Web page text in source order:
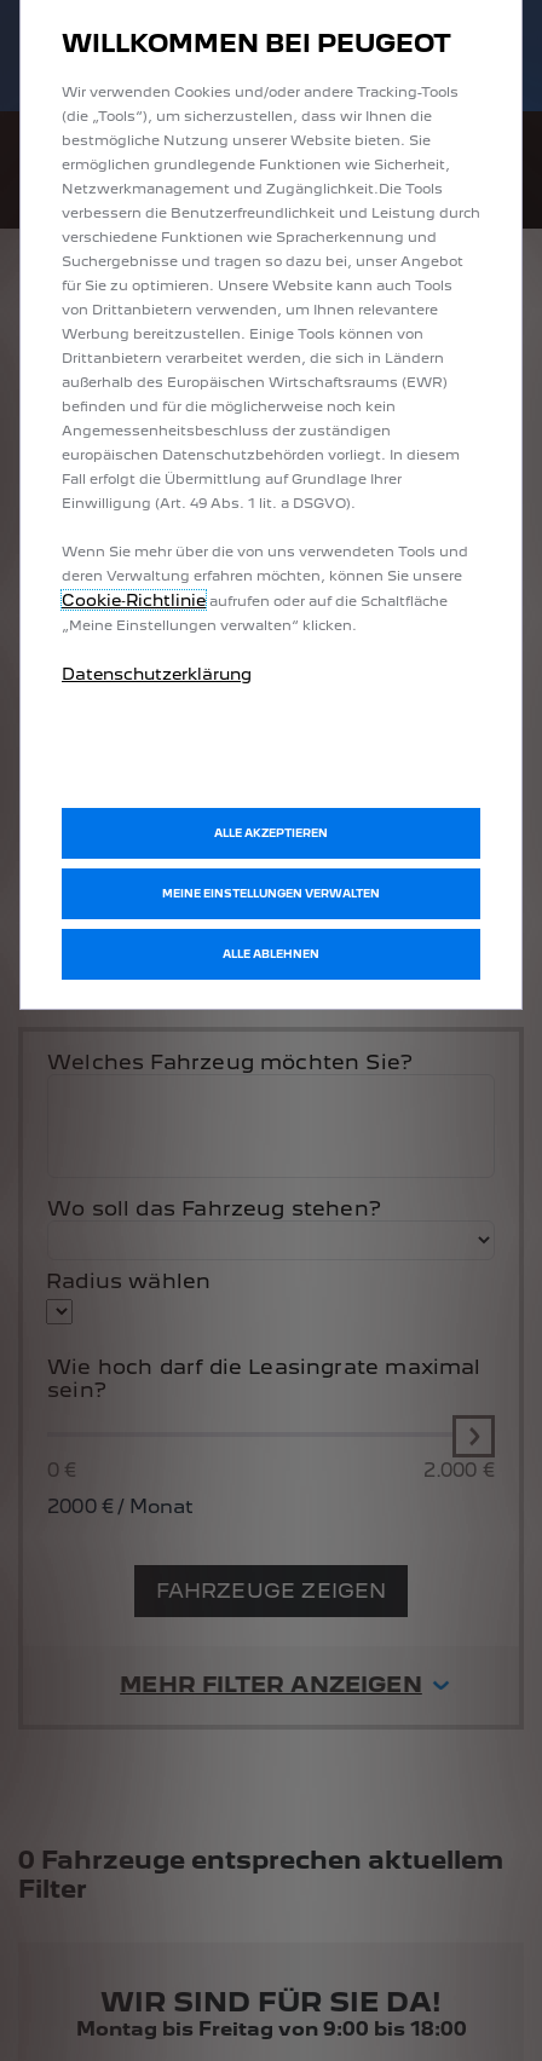
E-Autos und Plug-In-Hybride. Mehr
erfahren >>
2008 zu attraktiven Leasingraten
entdecken!
ENTDECKEN SIE
ALLE TRAVELLER
/EXPERT KOMBI
NEUWAGEN IN
HEIDELBERG
Welches Fahrzeug möchten Sie?
Wo soll das Fahrzeug stehen?
Radius wählen
Wie hoch darf die Leasingrate maximal
sein?
0 €
2.000 €
2000€ / Monat
FAHRZEUGE ZEIGEN
MEHR FILTER ANZEIGEN
Suchergebnisse
0 Fahrzeuge entsprechen aktuellem
Filter
WIR SIND FÜR SIE DA!
Montag bis Freitag von 9:00 bis 18:00
WILLKOMMEN BEI PEUGEOT
Wir verwenden Cookies und/oder andere Tracking-Tools
(die „Tools“), um sicherzustellen, dass wir Ihnen die
bestmögliche Nutzung unserer Website bieten. Sie
ermöglichen grundlegende Funktionen wie Sicherheit,
Netzwerkmanagement und Zugänglichkeit.Die Tools
verbessern die Benutzerfreundlichkeit und Leistung durch
verschiedene Funktionen wie Spracherkennung und
Suchergebnisse und tragen so dazu bei, unser Angebot
für Sie zu optimieren. Unsere Website kann auch Tools
von Drittanbietern verwenden, um Ihnen relevantere
Werbung bereitzustellen. Einige Tools können von
Drittanbietern verarbeitet werden, die sich in Ländern
außerhalb des Europäischen Wirtschaftsraums (EWR)
befinden und für die möglicherweise noch kein
Angemessenheitsbeschluss der zuständigen
europäischen Datenschutzbehörden vorliegt. In diesem
Fall erfolgt die Übermittlung auf Grundlage Ihrer
Einwilligung (Art. 49 Abs. 1 lit. a DSGVO).
Wenn Sie mehr über die von uns verwendeten Tools und
deren Verwaltung erfahren möchten, können Sie unsere
Cookie‑Richtlinieaufrufen oder auf die Schaltfläche
„Meine Einstellungen verwalten“ klicken.
Datenschutzerklärung
MEINE EINSTELLUNGEN VERWALTEN
ALLE AKZEPTIEREN
ALLE ABLEHNEN